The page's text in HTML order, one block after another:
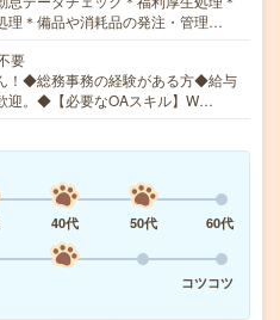
理＊備品や消耗品の発注・管理…
要
！◆総務事務の経験がある方◆給与
迎。◆【必要なOAスキル】W…
40代 50代
60代
コツコツ